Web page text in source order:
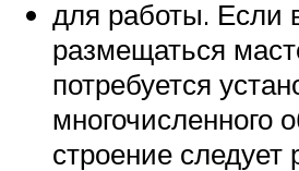
для работы. Если
размещаться
потребуется
многочисленного
строение следует